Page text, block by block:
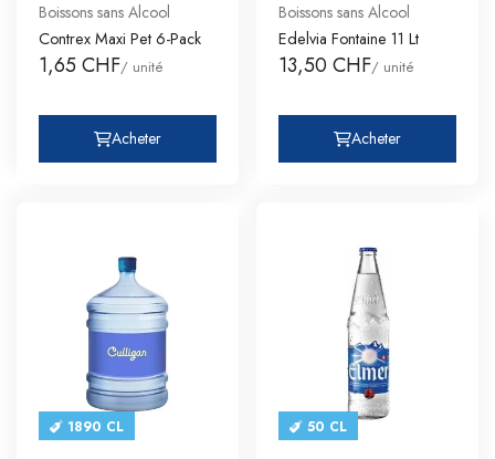
Boissons sans Alcool
Contrex Maxi Pet 6-Pack
1,65 CHF/ unité
Acheter
Boissons sans Alcool
Edelvia Fontaine 11 Lt
13,50 CHF/ unité
Acheter
1890 CL 50 CL